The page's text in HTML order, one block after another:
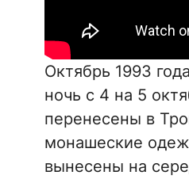
Октябрь 1993
ночь с 4 на 5
перенесены в
монашеские
вынесены на